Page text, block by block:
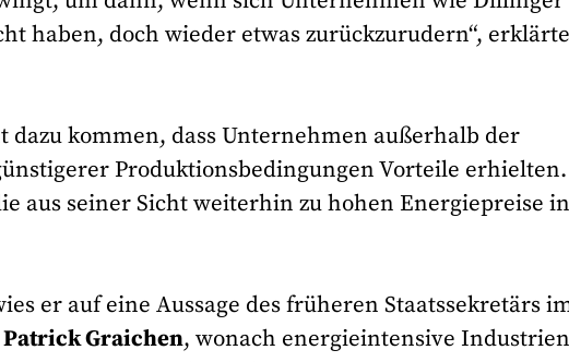
haben, doch wieder etwas zurückzurudern“,
dazu kommen, dass Unternehmen außerhalb der
Produktionsbedingungen Vorteile erhielten.
aus seiner Sicht weiterhin zu hohen Energiepreise
er auf eine Aussage des früheren Staatssekretärs
Patrick Graichen, wonach energieintensive